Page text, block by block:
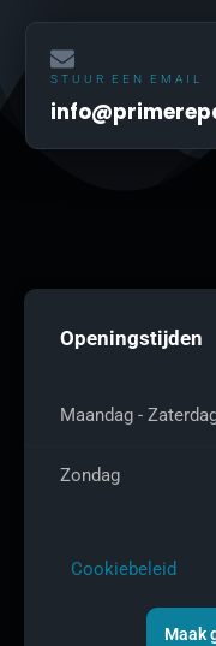
STUUR EEN EMAIL
Openingstijden
Maandag -
Zondag
Cookiebeleid
Maak